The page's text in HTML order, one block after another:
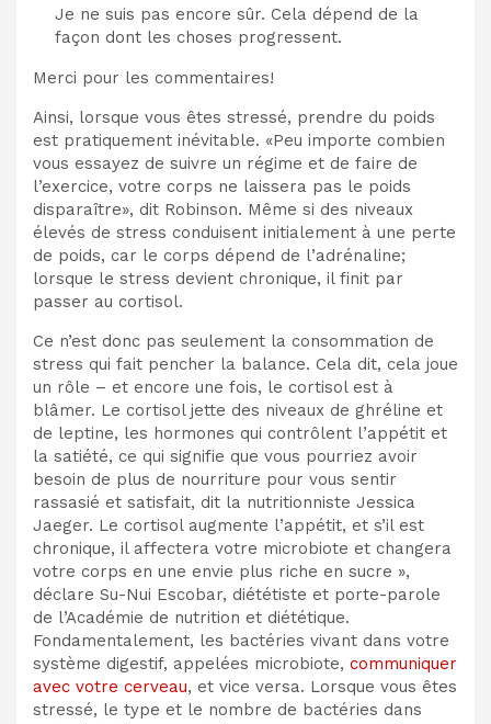
Je ne suis pas encore sûr. Cela dépend de la
façon dont les choses progressent.
Merci pour les commentaires!
Ainsi, lorsque vous êtes stressé, prendre du poids
est pratiquement inévitable. «Peu importe combien
vous essayez de suivre un régime et de faire de
l’exercice, votre corps ne laissera pas le poids
disparaître», dit Robinson. Même si des niveaux
élevés de stress conduisent initialement à une perte
de poids, car le corps dépend de l’adrénaline;
lorsque le stress devient chronique, il finit par
passer au cortisol.
Ce n’est donc pas seulement la consommation de
stress qui fait pencher la balance. Cela dit, cela joue
un rôle – et encore une fois, le cortisol est à
blâmer. Le cortisol jette des niveaux de ghréline et
de leptine, les hormones qui contrôlent l’appétit et
la satiété, ce qui signifie que vous pourriez avoir
besoin de plus de nourriture pour vous sentir
rassasié et satisfait, dit la nutritionniste Jessica
Jaeger. Le cortisol augmente l’appétit, et s’il est
chronique, il affectera votre microbiote et changera
votre corps en une envie plus riche en sucre »,
déclare Su-Nui Escobar, diététiste et porte-parole
de l’Académie de nutrition et diététique.
Fondamentalement, les bactéries vivant dans votre
système digestif, appelées microbiote, communiquer
avec votre cerveau, et vice versa. Lorsque vous êtes
stressé, le type et le nombre de bactéries dans